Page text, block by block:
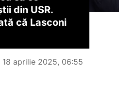
din USR.
că Lasconi
18 aprilie 2025, 06:55